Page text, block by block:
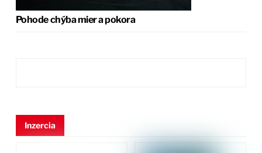
Pohode chýba mier a pokora
Inzercia